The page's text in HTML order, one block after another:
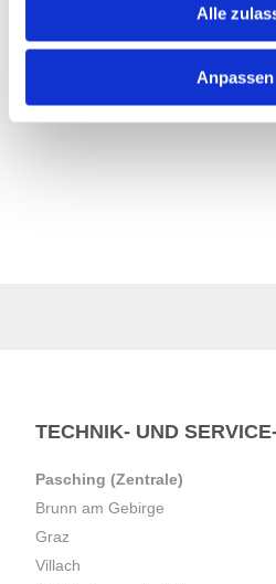
Alle
Anpassen
TECHNIK- UND
Pasching (Zentrale)
Brunn am Gebirge
Graz
Villach